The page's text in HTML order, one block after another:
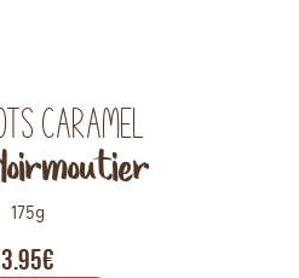
caramel
175g
3.95€